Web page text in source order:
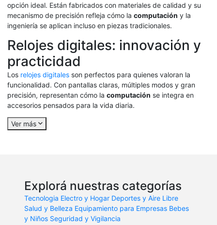
opción ideal. Están fabricados con materiales de calidad y su
mecanismo de precisión refleja cómo la computación y la
ingeniería se aplican incluso en piezas tradicionales.
Relojes digitales: innovación y
practicidad
Los relojes digitales son perfectos para quienes valoran la
funcionalidad. Con pantallas claras, múltiples modos y gran
precisión, representan cómo la computación se integra en
accesorios pensados para la vida diaria.
Ver más
Explorá nuestras categorías
Tecnologia Electro y Hogar Deportes y Aire Libre
Salud y Belleza Equipamiento para Empresas Bebes
y Niños Seguridad y Vigilancia